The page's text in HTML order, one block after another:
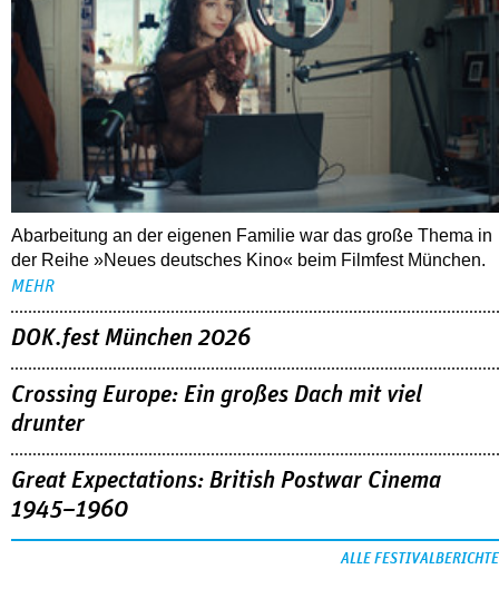
Abarbeitung an der eigenen Familie war das große Thema in
der Reihe »Neues deutsches Kino« beim Filmfest München.
MEHR
DOK.fest München 2026
Crossing Europe: Ein großes Dach mit viel
drunter
Great Expectations: British Postwar Cinema
1945–1960
ALLE FESTIVALBERICHTE